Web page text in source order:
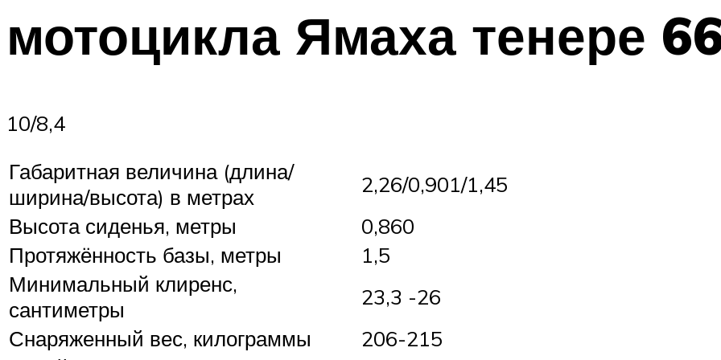
мотоцикла Ямаха тенере
10/8,4
Габаритная величина (длина/
ширина/высота) в метрах
2,26/0,901/1,45
Высота сиденья, метры
0,860
Протяжённость базы, метры
1,5
Минимальный клиренс,
сантиметры
23,3 -26
Снаряженный вес, килограммы
206-215